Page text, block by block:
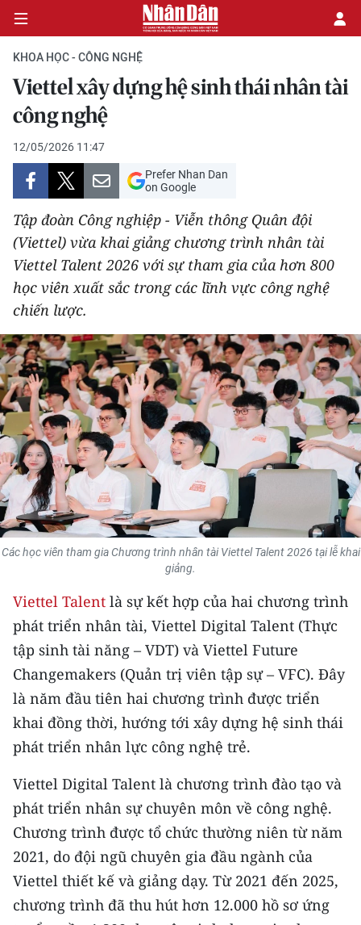
CHÍNH TRỊ
KINH TẾ
VĂN HÓA
XÃ HỘI
PHÁP LUẬT
DU LỊCH
THẾ GIỚI
THỂ THAO
GIÁO DỤC
Y TẾ
KHOA HỌC - CÔNG NGHỆ
MÔI TRƯỜNG
KIỂM CHỨNG THÔNG TIN
TRI THỨC CHUYÊN SÂU
54 DÂN TỘC VIỆT NAM
CHƯƠNG TRÌNH OCOP - MỖI XÃ
MỘT SẢN PHẨM
RADIO
MEDIA CENTER
E-Magazine
Video
KHOA HỌC - CÔNG NGHỆ
Viettel xây dựng hệ sinh thái nhân tài
công nghệ
12/05/2026 11:47
Prefer Nhan Dan
on Google
Tập đoàn Công nghiệp - Viễn thông Quân đội
(Viettel) vừa khai giảng chương trình nhân tài
Viettel Talent 2026 với sự tham gia của hơn 800
học viên xuất sắc trong các lĩnh vực công nghệ
chiến lược.
Các học viên tham gia Chương trình nhân tài Viettel Talent 2026 tại lễ khai
giảng.
Viettel Talent là sự kết hợp của hai chương trình
phát triển nhân tài, Viettel Digital Talent (Thực
tập sinh tài năng – VDT) và Viettel Future
Changemakers (Quản trị viên tập sự – VFC). Đây
là năm đầu tiên hai chương trình được triển
khai đồng thời, hướng tới xây dựng hệ sinh thái
phát triển nhân lực công nghệ trẻ.
Viettel Digital Talent là chương trình đào tạo và
phát triển nhân sự chuyên môn về công nghệ.
Chương trình được tổ chức thường niên từ năm
2021, do đội ngũ chuyên gia đầu ngành của
Viettel thiết kế và giảng dạy. Từ 2021 đến 2025,
chương trình đã thu hút hơn 12.000 hồ sơ ứng